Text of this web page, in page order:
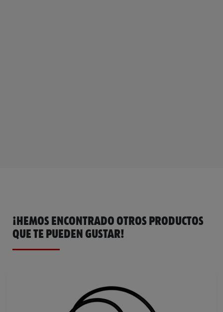
¡HEMOS ENCONTRADO OTROS PRODUCTOS
QUE TE PUEDEN GUSTAR!